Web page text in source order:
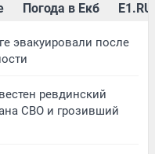
Погода в Екб
эвакуировали после
ревдинский
СВО и грозивший